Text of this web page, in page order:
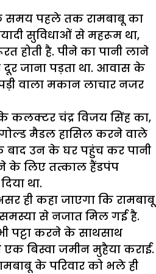
पहले तक रामबाबू का
सुविधाओं से महरूम था,
होती है. पीने का पानी लाने
जाना पड़ता था. आवास के
वाला मकान लाचार नजर
कलक्टर चंद्र विजय सिंह का,
गोल्ड मैडल हासिल करने वाले
बाद उन के घर पहुंच कर पानी
के लिए तत्काल हैंडपंप
था.
ही कहा जाएगा कि रामबाबू
समस्या से नजात मिल गई है.
पट्टा करने के साथसाथ
बिस्वा जमीन मुहैया कराई.
के परिवार को भले ही